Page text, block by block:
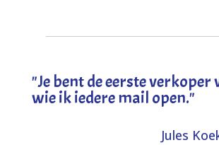
"Je bent de eerste verkoper
wie ik iedere mail open."
Jules